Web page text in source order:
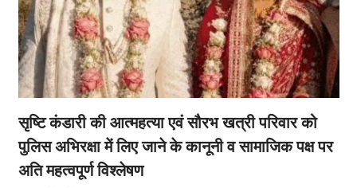
सृष्टि कंडारी की आत्महत्या एवं सौरभ खत्री परिवार को
पुलिस अभिरक्षा में लिए जाने के कानूनी व सामाजिक पक्ष पर
अति महत्वपूर्ण विश्लेषण